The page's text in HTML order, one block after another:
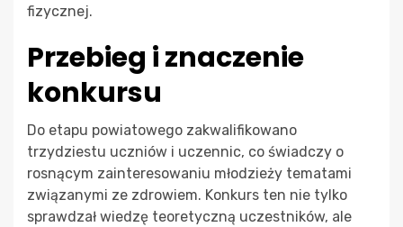
fizycznej.
Przebieg i znaczenie
konkursu
Do etapu powiatowego zakwalifikowano
trzydziestu uczniów i uczennic, co świadczy o
rosnącym zainteresowaniu młodzieży tematami
związanymi ze zdrowiem. Konkurs ten nie tylko
sprawdzał wiedzę teoretyczną uczestników, ale